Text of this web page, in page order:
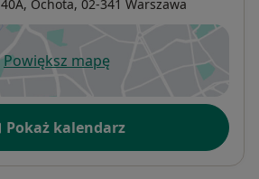
Ochota, 02-341 Warszawa
Powiększ mapęotwiera się w nowej karcie
Pokaż kalendarz